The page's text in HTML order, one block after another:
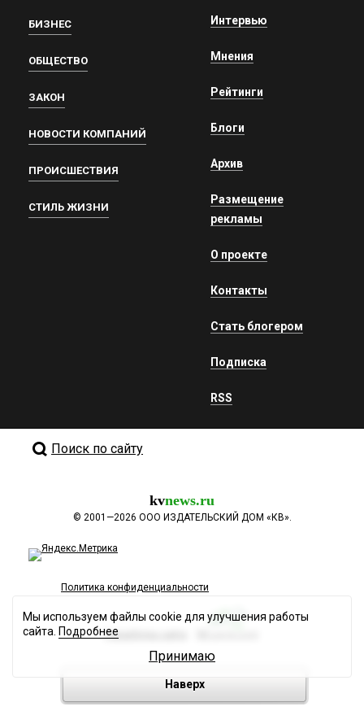
БИЗНЕС
ОБЩЕСТВО
ЗАКОН
НОВОСТИ КОМПАНИЙ
ПРОИСШЕСТВИЯ
СТИЛЬ ЖИЗНИ
Интервью
Мнения
Рейтинги
Блоги
Архив
Размещение
рекламы
О проекте
Контакты
Стать блогером
Подписка
RSS
Поиск по сайту
kvnews.ru
© 2001—2026 ООО ИЗДАТЕЛЬСКИЙ ДОМ «КВ».
Политика конфиденциальности
Разработка сайта
Наверх
Мы используем файлы cookie для улучшения работы
сайта. Подробнее
Принимаю